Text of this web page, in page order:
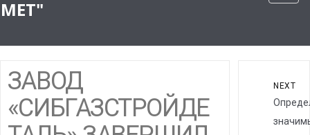
ЗАВОД
«СИБГАЗСТРОЙДЕ
NEXT